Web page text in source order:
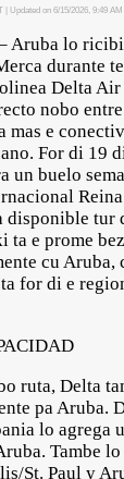
| Updated on 6/15/2026, 9:49
Aruba lo
durante
Delta
nobo
mas e
For di 19
un buelo
disponible tur
ta e prome
cu Aruba,
for di e
ruta, Delta
pa Aruba.
lo agrega
Tambe
St. Paul y